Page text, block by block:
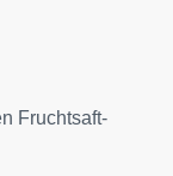
Fruchtsaft-